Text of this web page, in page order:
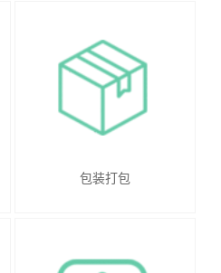
包装打包